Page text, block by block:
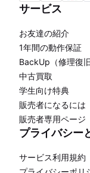
サービス
お友達の紹介
1年間の動作保証
BackUp（修理復
中古買取
学生向け特典
販売者になるには
販売者専用ページ
プライバシー
サービス利用規約